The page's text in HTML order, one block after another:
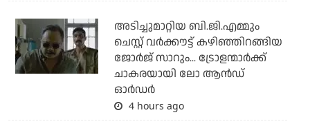
അടിച്ചുമാറ്റിയ ബി.ജി.എമ്മും
ചെസ്റ്റ് വര്‍ക്കൗട്ട് കഴിഞ്ഞിറങ്ങിയ
ജോര്‍ജ് സാറും... ട്രോളന്മാര്‍ക്ക്
ചാകരയായി ലോ ആന്‍ഡ്
ഓര്‍ഡര്‍
4 hours ago